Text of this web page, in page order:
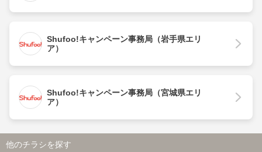
Shufoo!キャンペーン事務局（岩手県エリ
ア）
Shufoo!キャンペーン事務局（宮城県エリ
ア）
他のチラシを探す